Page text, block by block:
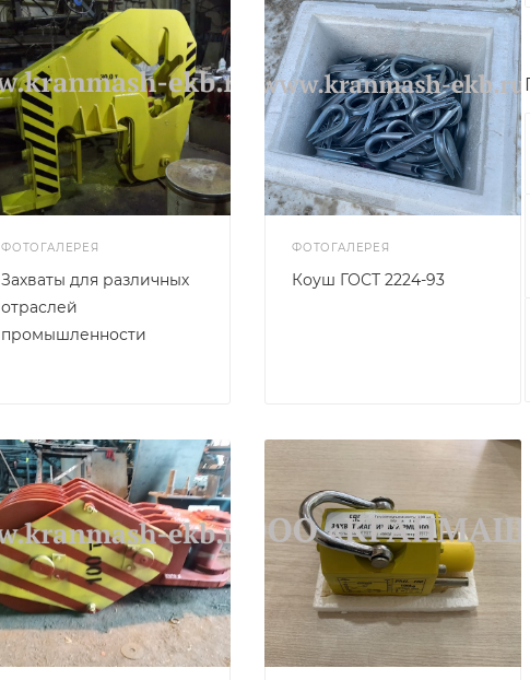
ФОТОГАЛЕРЕЯ
Захваты для различных
отраслей
промышленности
ФОТОГАЛЕРЕЯ
Коуш ГОСТ 2224-93